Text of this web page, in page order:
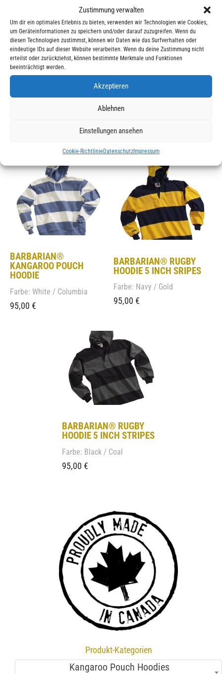
Zustimmung verwalten
Um dir ein optimales Erlebnis zu bieten, verwenden wir Technologien wie Cookies,
um Geräteinformationen zu speichern und/oder darauf zuzugreifen. Wenn du
diesen Technologien zustimmst, können wir Daten wie das Surfverhalten oder
eindeutige IDs auf dieser Website verarbeiten. Wenn du deine Zustimmung nicht
erteilst oder zurückziehst, können bestimmte Merkmale und Funktionen
beeinträchtigt werden.
Akzeptieren
Ablehnen
Einstellungen ansehen
Cookie-RichtlinieDatenschutzImpressum
Kangaroo
Pouch
Hoodie
Menge
IN DEN WARENKORB
ÄHNLICHE PRODUKTE
BARBARIAN®
KANGAROO POUCH
HOODIE
Farbe: White / Columbia
95,00 €
BARBARIAN® RUGBY
HOODIE 5 INCH SRIPES
Farbe: Navy / Gold
95,00 €
BARBARIAN® RUGBY
HOODIE 5 INCH STRIPES
Farbe: Black / Coal
95,00 €
Produkt-Kategorien
Kangaroo Pouch Hoodies